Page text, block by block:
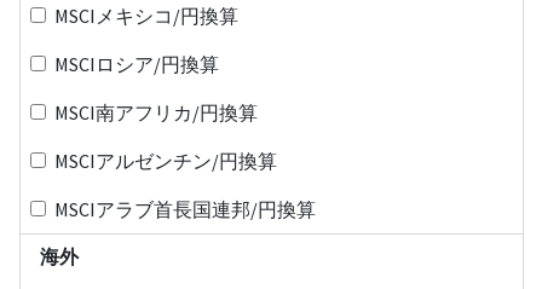
MSCIメキシコ/円換算
MSCIロシア/円換算
MSCI南アフリカ/円換算
MSCIアルゼンチン/円換算
MSCIアラブ首長国連邦/円換算
海外